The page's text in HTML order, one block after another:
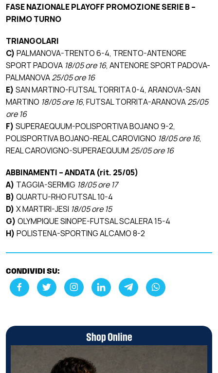
FASE NAZIONALE PLAYOFF PROMOZIONE SERIE B –
PRIMO TURNO
TRIANGOLARI
C) PALMANOVA-TRENTO 6-4, TRENTO-ANTENORE
SPORT PADOVA 18/05 ore 16, ANTENORE SPORT PADOVA-
PALMANOVA25/05 ore 16
E) SAN MARTINO-FUTSAL TORRITA 0-4, ARANOVA-SAN
MARTINO 18/05 ore 16, FUTSAL TORRITA-ARANOVA25/05
ore 16
F) SUPERAEQUUM-POLISPORTIVA BOJANO 9-2,
POLISPORTIVA BOJANO-REAL CAROVIGNO 18/05 ore 16,
REAL CAROVIGNO-SUPERAEQUUM 25/05 ore 16
ABBINAMENTI – ANDATA (rit. 25/05)
A) TAGGIA-SERMIG 18/05 ore 17
B) QUARTU-RHO FUTSAL 10-4
D) X MARTIRI-JESI 18/05 ore 15
G) OLYMPIQUE SINOPE-FUTSAL SCALERA 15-4
H) POLISTENA-SPORTING ALCAMO 8-2
CONDIVIDI SU:
Shop Online